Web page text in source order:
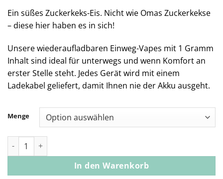
Ein süßes Zuckerkeks-Eis. Nicht wie Omas Zuckerkekse
– diese hier haben es in sich!
Unsere wiederaufladbaren Einweg-Vapes mit 1 Gramm
Inhalt sind ideal für unterwegs und wenn Komfort an
erster Stelle steht. Jedes Gerät wird mit einem
Ladekabel geliefert, damit Ihnen nie der Akku ausgeht.
Menge
High 90s : Gelato 1g All-In-One Vape Menge
In den Warenkorb